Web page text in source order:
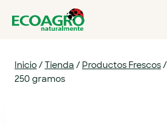
Inicio/Tienda / Productos Frescos/
250 gramos